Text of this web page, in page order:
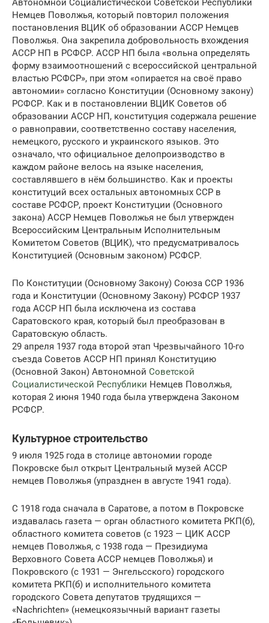
Автономной Социалистической Советской Республики
Немцев Поволжья, который повторил положения
постановления ВЦИК об образовании АССР Немцев
Поволжья. Она закрепила добровольность вхождения
АССР НП в РСФСР. АССР НП была «вольна определять
форму взаимоотношений с всероссийской центральной
властью РСФСР», при этом «опирается на своё право
автономии» согласно Конституции (Основному закону)
РСФСР. Как и в постановлении ВЦИК Советов об
образовании АССР НП, конституция содержала решение
о равноправии, соответственно составу населения,
немецкого, русского и украинского языков. Это
означало, что официальное делопроизводство в
каждом районе велось на языке населения,
составлявшего в нём большинство. Как и проекты
конституций всех остальных автономных ССР в
составе РСФСР, проект Конституции (Основного
закона) АССР Немцев Поволжья не был утвержден
Всероссийским Центральным Исполнительным
Комитетом Советов (ВЦИК), что предусматривалось
Конституцией (Основным законом) РСФСР.
По Конституции (Основному Закону) Союза ССР 1936
года и Конституции (Основному Закону) РСФСР 1937
года АССР НП была исключена из состава
Саратовского края, который был преобразован в
Саратовскую область.
29 апреля 1937 года второй этап Чрезвычайного 10-го
съезда Советов АССР НП принял Конституцию
(Основной Закон) Автономной Советской
Социалистической Республики Немцев Поволжья,
которая 2 июня 1940 года была утверждена Законом
РСФСР.
Культурное строительство
9 июля 1925 года в столице автономии городе
Покровске был открыт Центральный музей АССР
немцев Поволжья (упразднен в августе 1941 года).
C 1918 года сначала в Саратове, а потом в Покровске
издавалась газета — орган областного комитета РКП(б),
областного комитета советов (с 1923 — ЦИК АССР
немцев Поволжья, с 1938 года — Президиума
Верховного Совета АССР немцев Поволжья) и
Покровского (с 1931 — Энгельсского) городского
комитета РКП(б) и исполнительного комитета
городского Совета депутатов трудящихся —
«Nachrichten» (немецкоязычный вариант газеты